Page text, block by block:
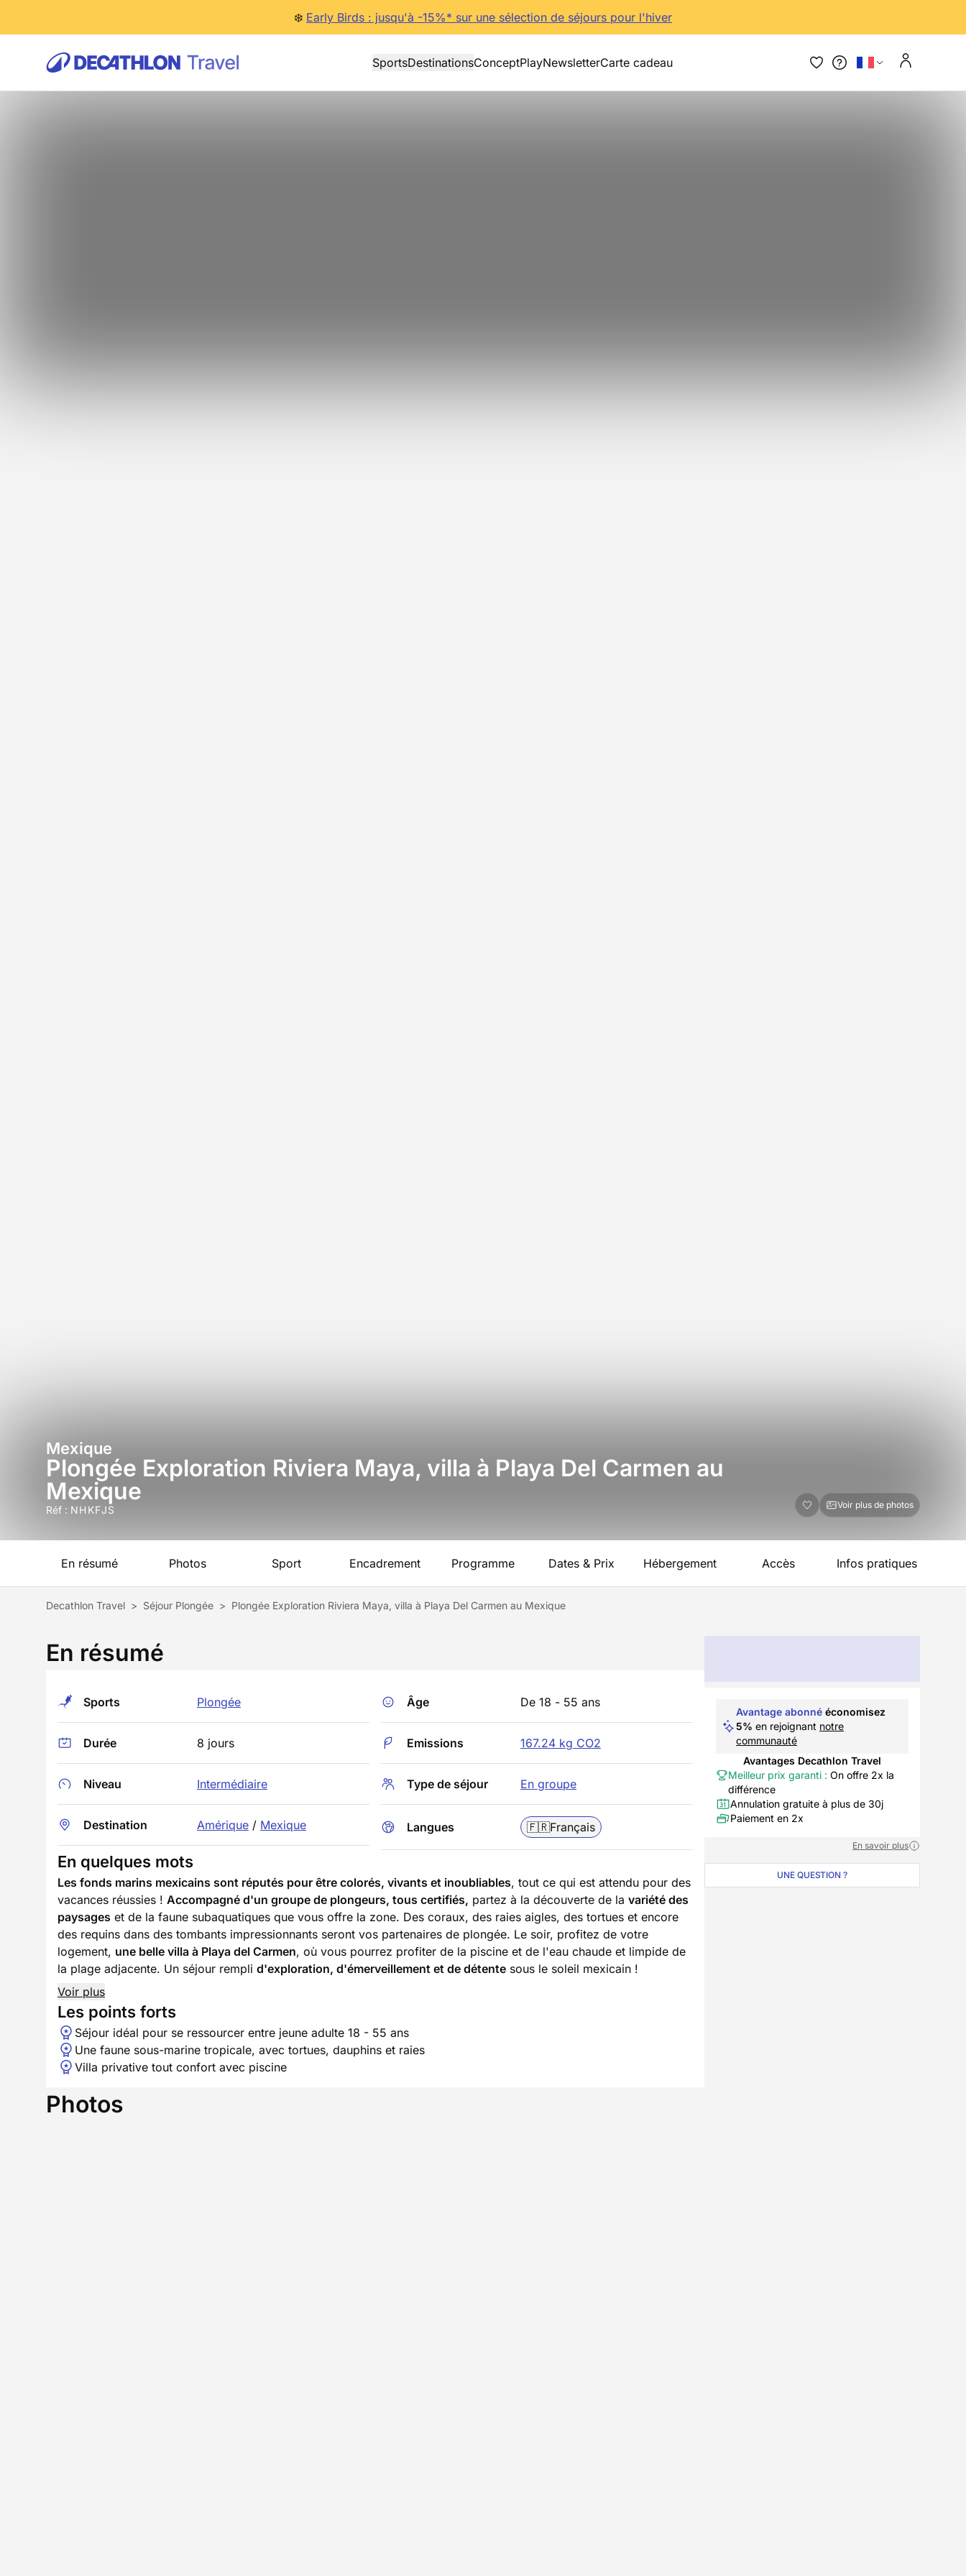
❄️ Early Birds : jusqu'à -15%* sur une sélection de séjours pour l'hiver
SportsDestinationsConceptPlayNewsletterCarte cadeau
Mexique
Plongée Exploration Riviera Maya, villa à Playa Del Carmen au
Mexique
Réf : NHKFJS Voir plus de photos
En résumé Photos Sport Encadrement Programme Dates & Prix Hébergement Accès Infos pratiques
Decathlon Travel > Séjour Plongée > Plongée Exploration Riviera Maya, villa à Playa Del Carmen au Mexique
En résumé
Sports Plongée
Durée 8 jours
Niveau Intermédiaire
Destination Amérique / Mexique
Âge De 18 - 55 ans
Emissions 167.24 kg CO2
Type de séjour En groupe
Langues 🇫🇷Français
En quelques mots
Les fonds marins mexicains sont réputés pour être colorés, vivants et inoubliables, tout ce qui est attendu pour des
vacances réussies ! Accompagné d'un groupe de plongeurs, tous certifiés, partez à la découverte de la variété des
paysages et de la faune subaquatiques que vous offre la zone. Des coraux, des raies aigles, des tortues et encore
des requins dans des tombants impressionnants seront vos partenaires de plongée. Le soir, profitez de votre
logement, une belle villa à Playa del Carmen, où vous pourrez profiter de la piscine et de l'eau chaude et limpide de
la plage adjacente. Un séjour rempli d'exploration, d'émerveillement et de détente sous le soleil mexicain !
Voir plus
Les points forts
Séjour idéal pour se ressourcer entre jeune adulte 18 - 55 ans
Une faune sous-marine tropicale, avec tortues, dauphins et raies
Villa privative tout confort avec piscine
Photos
Avantage abonné économisez
5% en rejoignant notre
communauté
Avantages Decathlon Travel
Meilleur prix garanti : On offre 2x la
différence
Annulation gratuite à plus de 30j
Paiement en 2x
En savoir plus
UNE QUESTION ?